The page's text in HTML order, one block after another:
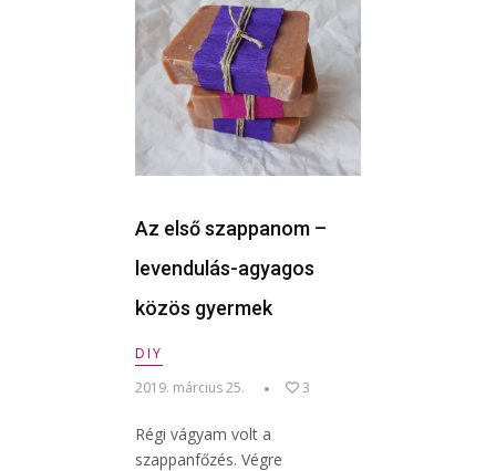
Az első szappanom –
levendulás-agyagos
közös gyermek
DIY
2019. március 25.
3
Régi vágyam volt a
szappanfőzés. Végre